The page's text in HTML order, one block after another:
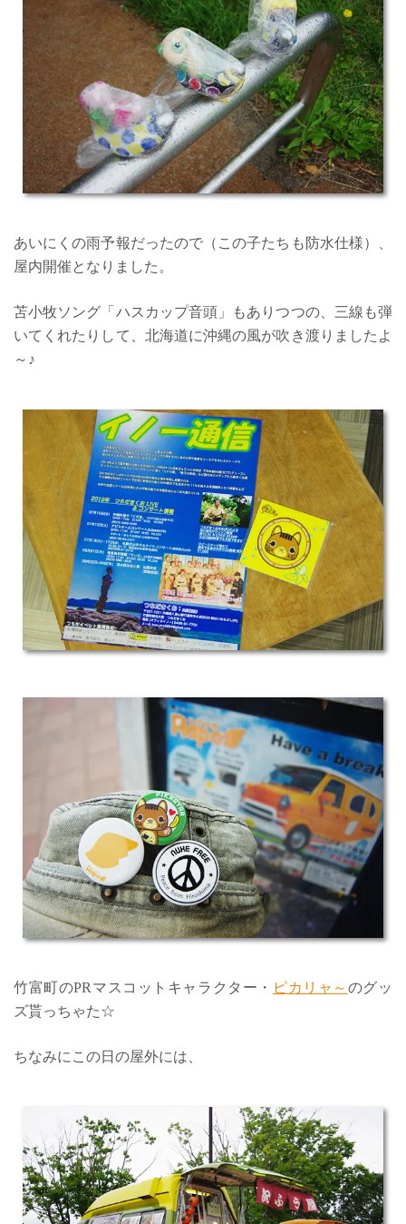
あいにくの雨予報だったので（この子たちも防水仕様）、
屋内開催となりました。
苫小牧ソング「ハスカップ音頭」もありつつの、三線も弾
いてくれたりして、北海道に沖縄の風が吹き渡りましたよ
～♪
竹富町のPRマスコットキャラクター・ ピカリャ～ のグッ
ズ貰っちゃた☆
ちなみにこの日の屋外には、